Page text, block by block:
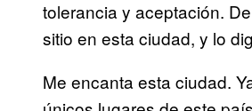
tolerancia y aceptación.
sitio en esta ciudad, y lo
Me encanta esta ciudad.